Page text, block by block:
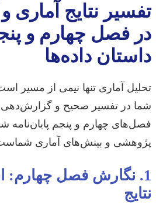
تفسیر نتایج
در فصل چهارم و
داستان داده‌ها
تحلیل آماری تنها نیمی از مسیر
شما در تفسیر صحیح و گزارش‌دهی
فصل‌های چهارم و پنجم پایان‌نامه
پژوهشی و بینش‌های آماری
1. نگارش فصل چهارم:
نتایج